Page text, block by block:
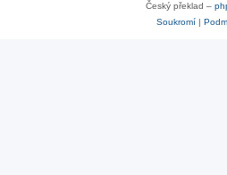
Český překlad –
Soukromí|